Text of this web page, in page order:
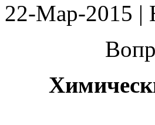
22-Мар-2015 |